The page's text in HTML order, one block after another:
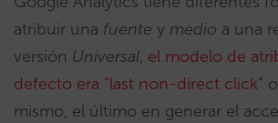
atribuir una fuente y medio a una
versión Universal, el modelo de
defecto era “last non-direct click”
mismo, el último en generar el